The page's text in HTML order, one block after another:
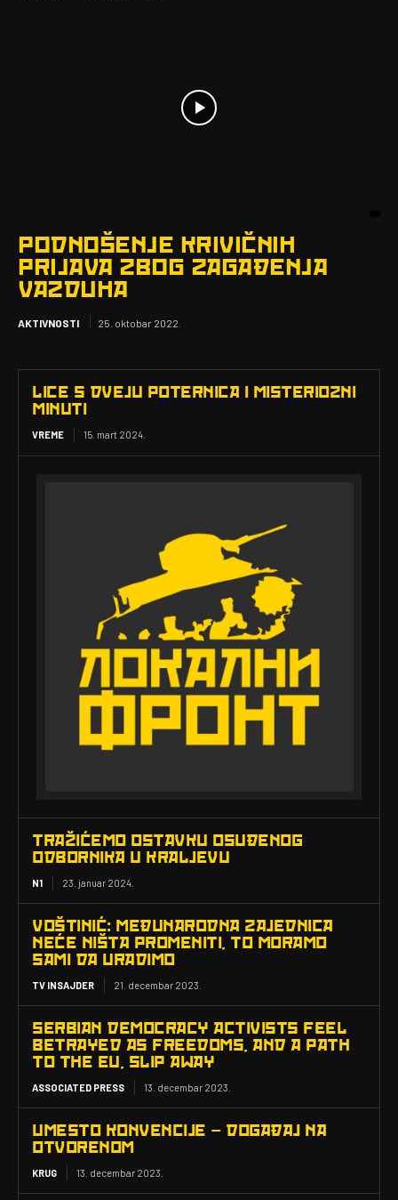
PODNOŠENJE KRIVIČNIH
PRIJAVA ZBOG ZAGAĐENJA
VAZDUHA
AKTIVNOSTI 25. oktobar 2022.
LICE S DVEJU POTERNICA I MISTERIOZNI
MINUTI
VREME 15. mart 2024.
TRAŽIĆEMO OSTAVKU OSUĐENOG
ODBORNIKA U KRALJEVU
N1 23. januar 2024.
VOŠTINIĆ: MEĐUNARODNA ZAJEDNICA
NEĆE NIŠTA PROMENITI, TO MORAMO
SAMI DA URADIMO
TV INSAJDER 21. decembar 2023.
SERBIAN DEMOCRACY ACTIVISTS FEEL
BETRAYED AS FREEDOMS, AND A PATH
TO THE EU, SLIP AWAY
ASSOCIATED PRESS 13. decembar 2023.
UMESTO KONVENCIJE – DOGAĐAJ NA
OTVORENOM
KRUG 13. decembar 2023.